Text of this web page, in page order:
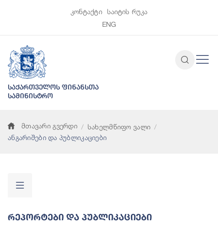
კონტაქტი
საიტის რუკა
ENG
საქართველოს ფინანსთა
სამინისტრო
მთავარი გვერდი
სახელმწიფო ვალი
ანგარიშები და პუბლიკაციები
Რეპორტები Და Პუბლიკაციები